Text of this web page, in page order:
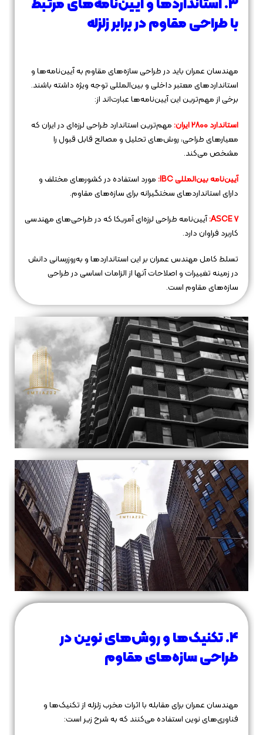
3. استانداردها و آیین‌نامه‌های مرتبط
با طراحی مقاوم در برابر زلزله
مهندسان عمران باید در طراحی سازه‌های مقاوم به آیین‌نامه‌ها و
استانداردهای معتبر داخلی و بین‌المللی توجه ویژه داشته باشند.
برخی از مهم‌ترین این آیین‌نامه‌ها عبارت‌اند از:
استاندارد 2800 ایران:
مهم‌ترین استاندارد طراحی لرزه‌ای در ایران که
معیارهای طراحی، روش‌های تحلیل و مصالح قابل قبول را
مشخص می‌کند.
آیین‌نامه بین‌المللی IBC:
مورد استفاده در کشورهای مختلف و
دارای استانداردهای سختگیرانه برای سازه‌های مقاوم.
ASCE 7: آیین‌نامه طراحی لرزه‌ای آمریکا که در طراحی‌های مهندسی
کاربرد فراوان دارد.
تسلط کامل مهندس عمران بر این استانداردها و به‌روزرسانی دانش
در زمینه تغییرات و اصلاحات آنها از الزامات اساسی در طراحی
سازه‌های مقاوم است.
4. تکنیک‌ها و روش‌های نوین در
طراحی سازه‌های مقاوم
مهندسان عمران برای مقابله با اثرات مخرب زلزله از تکنیک‌ها و
فناوری‌های نوین استفاده می‌کنند که به شرح زیر است: